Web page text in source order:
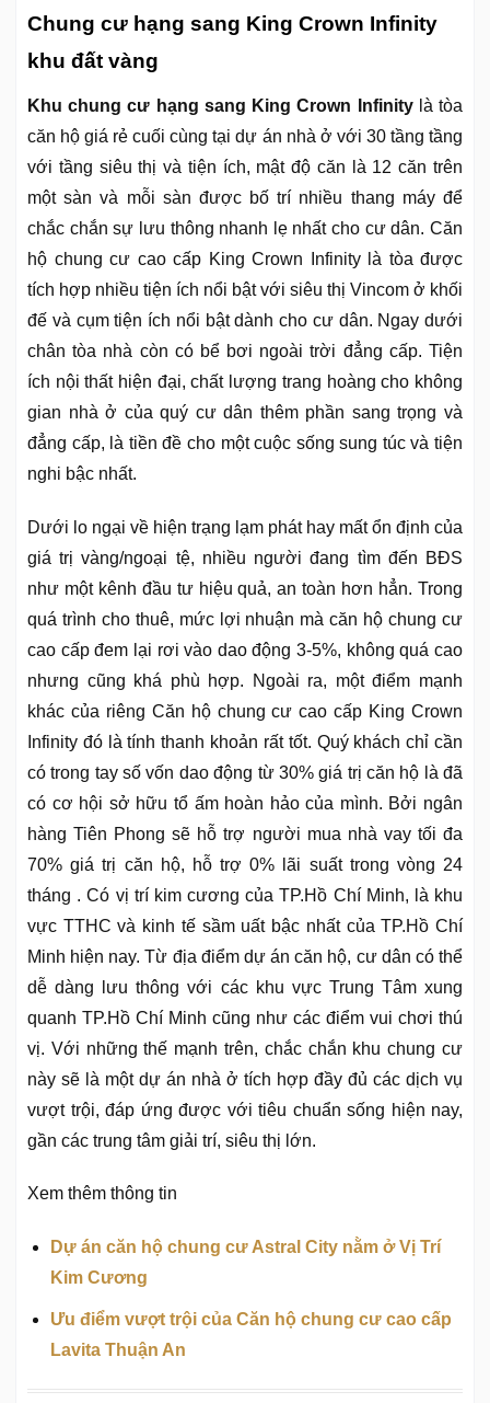
Chung cư hạng sang King Crown Infinity
khu đất vàng
Khu chung cư hạng sang King Crown Infinitylà tòa
căn hộ giá rẻ cuối cùng tại dự án nhà ở với 30 tầng tầng
với tầng siêu thị và tiện ích, mật độ căn là 12 căn trên
một sàn và mỗi sàn được bố trí nhiều thang máy để
chắc chắn sự lưu thông nhanh lẹ nhất cho cư dân. Căn
hộ chung cư cao cấp King Crown Infinity là tòa được
tích hợp nhiều tiện ích nổi bật với siêu thị Vincom ở khối
đế và cụm tiện ích nổi bật dành cho cư dân. Ngay dưới
chân tòa nhà còn có bể bơi ngoài trời đẳng cấp. Tiện
ích nội thất hiện đại, chất lượng trang hoàng cho không
gian nhà ở của quý cư dân thêm phần sang trọng và
đẳng cấp, là tiền đề cho một cuộc sống sung túc và tiện
nghi bậc nhất.
Dưới lo ngại về hiện trạng lạm phát hay mất ổn định của
giá trị vàng/ngoại tệ, nhiều người đang tìm đến BĐS
như một kênh đầu tư hiệu quả, an toàn hơn hẳn. Trong
quá trình cho thuê, mức lợi nhuận mà căn hộ chung cư
cao cấp đem lại rơi vào dao động 3-5%, không quá cao
nhưng cũng khá phù hợp. Ngoài ra, một điểm mạnh
khác của riêng Căn hộ chung cư cao cấp King Crown
Infinity đó là tính thanh khoản rất tốt. Quý khách chỉ cần
có trong tay số vốn dao động từ 30% giá trị căn hộ là đã
có cơ hội sở hữu tổ ấm hoàn hảo của mình. Bởi ngân
hàng Tiên Phong sẽ hỗ trợ người mua nhà vay tối đa
70% giá trị căn hộ, hỗ trợ 0% lãi suất trong vòng 24
tháng . Có vị trí kim cương của TP.Hồ Chí Minh, là khu
vực TTHC và kinh tế sầm uất bậc nhất của TP.Hồ Chí
Minh hiện nay. Từ địa điểm dự án căn hộ, cư dân có thể
dễ dàng lưu thông với các khu vực Trung Tâm xung
quanh TP.Hồ Chí Minh cũng như các điểm vui chơi thú
vị. Với những thế mạnh trên, chắc chắn khu chung cư
này sẽ là một dự án nhà ở tích hợp đầy đủ các dịch vụ
vượt trội, đáp ứng được với tiêu chuẩn sống hiện nay,
gần các trung tâm giải trí, siêu thị lớn.
Xem thêm thông tin
Dự án căn hộ chung cư Astral City nằm ở Vị Trí
Kim Cương
Ưu điểm vượt trội của Căn hộ chung cư cao cấp
Lavita Thuận An